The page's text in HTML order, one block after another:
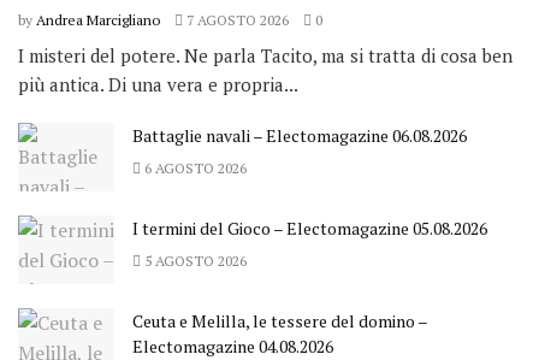
by Andrea Marcigliano 7 AGOSTO 2026 0
I misteri del potere. Ne parla Tacito, ma si tratta di cosa ben
più antica. Di una vera e propria...
Battaglie navali – Electomagazine 06.08.2026
6 AGOSTO 2026
I termini del Gioco – Electomagazine 05.08.2026
5 AGOSTO 2026
Ceuta e Melilla, le tessere del domino –
Electomagazine 04.08.2026